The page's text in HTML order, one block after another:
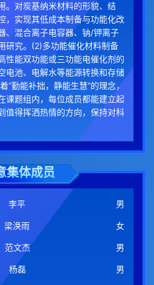
。对炭基纳米材料的形貌、结
，实现其低成本制备与功能化改
、混合离子电容器、钠/钾离子
研究。(2)多功能催化材料制备
性能双功能或三功能电催化剂的
电池、电解水等能源转换和存储
“勤能补拙，静能生慧”的理念，
课题组内，每位成员都能建立起
值得挥洒热情的方向，保持对科
集体成员
李平 男
梁涣雨 女
范文杰 男
杨磊 男